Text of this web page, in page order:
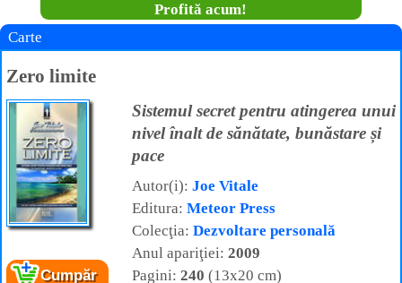
Profită acum!
Carte
Zero limite
Cumpăr
Sistemul secret pentru atingerea unui
nivel înalt de sănătate, bunăstare și
pace
Autor(i): Joe Vitale
Editura: Meteor Press
Colecţia: Dezvoltare personală
Anul apariţiei: 2009
Pagini: 240 (13x20 cm)